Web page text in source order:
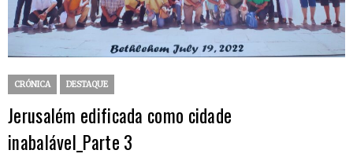
CRÓNICA DESTAQUE
Jerusalém edificada como cidade
inabalável_Parte 3